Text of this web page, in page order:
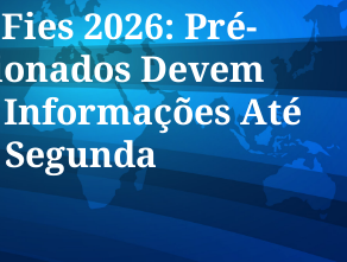
2026: Pré-
Devem
Até
Segunda